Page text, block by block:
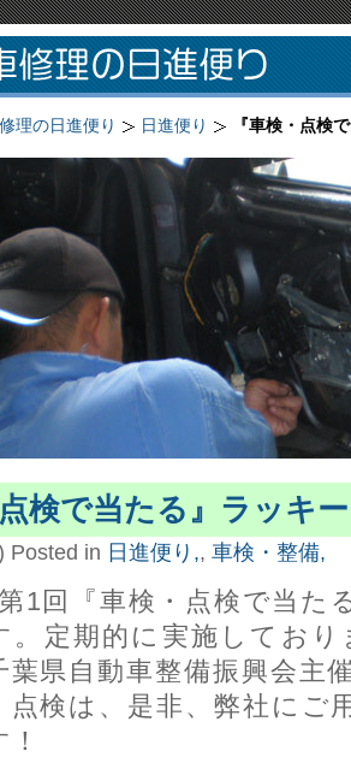
理の日進便り 日進便り 『車検・点検
点検で当たる』ラッキ
Posted in 日進便り,, 車検・整備,
1回『車検・点検で当た
。定期的に実施してお
葉県自動車整備振興会主
点検は、是非、弊社にご